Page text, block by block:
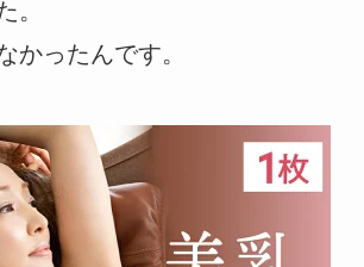
。
かったんです。